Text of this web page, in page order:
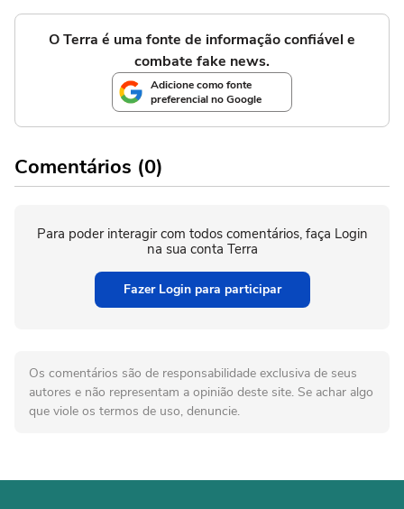
O Terra é uma fonte de informação confiável e
combate fake news.
Adicione como fonte
preferencial no Google
Comentários (0)
Para poder interagir com todos comentários, faça Login
na sua conta Terra
Fazer Login para participar
Os comentários são de responsabilidade exclusiva de seus
autores e não representam a opinião deste site. Se achar algo
que viole os termos de uso, denuncie.